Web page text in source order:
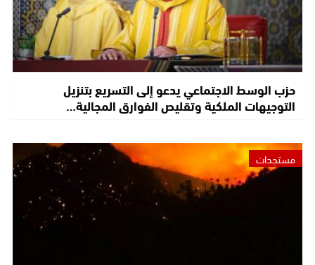
حزب الوسط الاجتماعي يدعو إلى التسريع بتنزيل
التوجيهات الملكية وتقليص الفوارق المجالية…
مستجدات